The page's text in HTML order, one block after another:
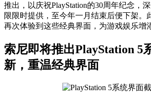
推出，以庆祝PlayStation的30周年纪念，
限限时提供，至今年一月结束后便下架。
再次体验到这些经典界面，为游戏娱乐增
索尼即将推出PlayStation 5
新，重温经典界面